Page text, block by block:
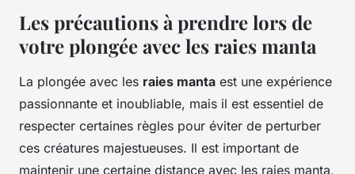
Les précautions à prendre lors de
votre plongée avec les raies manta
La plongée avec les raies manta est une expérience
passionnante et inoubliable, mais il est essentiel de
respecter certaines règles pour éviter de perturber
ces créatures majestueuses. Il est important de
maintenir une certaine distance avec les raies manta,